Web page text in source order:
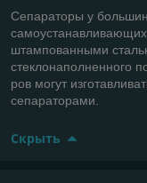
Сепараторы у
штампованными
стеклонаполненного
ров могут
сепараторами.
Скрыть